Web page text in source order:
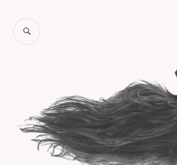
contenuto
CERCA